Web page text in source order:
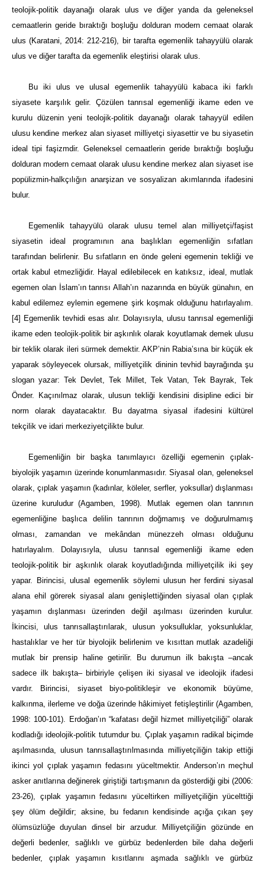
teolojik-politik dayanağı olarak ulus ve diğer yanda da geleneksel
cemaatlerin geride bıraktığı boşluğu dolduran modern cemaat olarak
ulus (Karatani, 2014: 212-216), bir tarafta egemenlik tahayyülü olarak
ulus ve diğer tarafta da egemenlik eleştirisi olarak ulus.
Bu iki ulus ve ulusal egemenlik tahayyülü kabaca iki farklı
siyasete karşılık gelir. Çözülen tanrısal egemenliği ikame eden ve
kurulu düzenin yeni teolojik-politik dayanağı olarak tahayyül edilen
ulusu kendine merkez alan siyaset milliyetçi siyasettir ve bu siyasetin
ideal tipi faşizmdir. Geleneksel cemaatlerin geride bıraktığı boşluğu
dolduran modern cemaat olarak ulusu kendine merkez alan siyaset ise
popülizmin-halkçılığın anarşizan ve sosyalizan akımlarında ifadesini
bulur.
Egemenlik tahayyülü olarak ulusu temel alan milliyetçi/faşist
siyasetin ideal programının ana başlıkları egemenliğin sıfatları
tarafından belirlenir. Bu sıfatların en önde geleni egemenin tekliği ve
ortak kabul etmezliğidir. Hayal edilebilecek en katıksız, ideal, mutlak
egemen olan İslam’ın tanrısı Allah’ın nazarında en büyük günahın, en
kabul edilemez eylemin egemene şirk koşmak olduğunu hatırlayalım.
[4] Egemenlik tevhidi esas alır. Dolayısıyla, ulusu tanrısal egemenliği
ikame eden teolojik-politik bir aşkınlık olarak koyutlamak demek ulusu
bir teklik olarak ileri sürmek demektir. AKP’nin Rabia’sına bir küçük ek
yaparak söyleyecek olursak, milliyetçilik dininin tevhid bayrağında şu
slogan yazar: Tek Devlet, Tek Millet, Tek Vatan, Tek Bayrak, Tek
Önder. Kaçınılmaz olarak, ulusun tekliği kendisini disipline edici bir
norm olarak dayatacaktır. Bu dayatma siyasal ifadesini kültürel
tekçilik ve idari merkeziyetçilikte bulur.
Egemenliğin bir başka tanımlayıcı özelliği egemenin çıplak-
biyolojik yaşamın üzerinde konumlanmasıdır. Siyasal olan, geleneksel
olarak, çıplak yaşamın (kadınlar, köleler, serfler, yoksullar) dışlanması
üzerine kuruludur (Agamben, 1998). Mutlak egemen olan tanrının
egemenliğine başlıca delilin tanrının doğmamış ve doğurulmamış
olması, zamandan ve mekândan münezzeh olması olduğunu
hatırlayalım. Dolayısıyla, ulusu tanrısal egemenliği ikame eden
teolojik-politik bir aşkınlık olarak koyutladığında milliyetçilik iki şey
yapar. Birincisi, ulusal egemenlik söylemi ulusun her ferdini siyasal
alana ehil görerek siyasal alanı genişlettiğinden siyasal olan çıplak
yaşamın dışlanması üzerinden değil aşılması üzerinden kurulur.
İkincisi, ulus tanrısallaştırılarak, ulusun yoksulluklar, yoksunluklar,
hastalıklar ve her tür biyolojik belirlenim ve kısıttan mutlak azadeliği
mutlak bir prensip haline getirilir. Bu durumun ilk bakışta –ancak
sadece ilk bakışta– birbiriyle çelişen iki siyasal ve ideolojik ifadesi
vardır. Birincisi, siyaset biyo-politikleşir ve ekonomik büyüme,
kalkınma, ilerleme ve doğa üzerinde hâkimiyet fetişleştirilir (Agamben,
1998: 100-101). Erdoğan’ın “kafatası değil hizmet milliyetçiliği” olarak
kodladığı ideolojik-politik tutumdur bu. Çıplak yaşamın radikal biçimde
aşılmasında, ulusun tanrısallaştırılmasında milliyetçiliğin takip ettiği
ikinci yol çıplak yaşamın fedasını yüceltmektir. Anderson’ın meçhul
asker anıtlarına değinerek giriştiği tartışmanın da gösterdiği gibi (2006:
23-26), çıplak yaşamın fedasını yüceltirken milliyetçiliğin yücelttiği
şey ölüm değildir; aksine, bu fedanın kendisinde açığa çıkan şey
ölümsüzlüğe duyulan dinsel bir arzudur. Milliyetçiliğin gözünde en
değerli bedenler, sağlıklı ve gürbüz bedenlerden bile daha değerli
bedenler, çıplak yaşamın kısıtlarını aşmada sağlıklı ve gürbüz